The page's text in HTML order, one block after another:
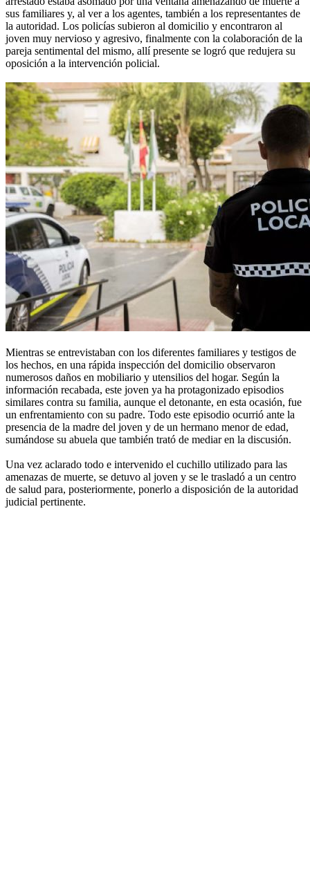
sus familiares y, al ver a los agentes, también a los representantes de
la autoridad. Los policías subieron al domicilio y encontraron al
joven muy nervioso y agresivo, finalmente con la colaboración de la
pareja sentimental del mismo, allí presente se logró que redujera su
oposición a la intervención policial.
Mientras se entrevistaban con los diferentes familiares y testigos de
los hechos, en una rápida inspección del domicilio observaron
numerosos daños en mobiliario y utensilios del hogar. Según la
información recabada, este joven ya ha protagonizado episodios
similares contra su familia, aunque el detonante, en esta ocasión, fue
un enfrentamiento con su padre. Todo este episodio ocurrió ante la
presencia de la madre del joven y de un hermano menor de edad,
sumándose su abuela que también trató de mediar en la discusión.
Una vez aclarado todo e intervenido el cuchillo utilizado para las
amenazas de muerte, se detuvo al joven y se le trasladó a un centro
de salud para, posteriormente, ponerlo a disposición de la autoridad
judicial pertinente.